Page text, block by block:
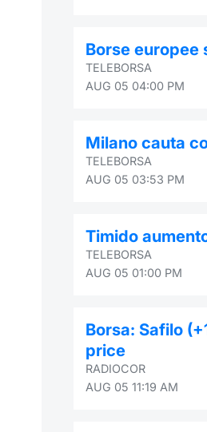
Borse europee
TELEBORSA
AUG 05 04:00 PM
Milano cauta
TELEBORSA
AUG 05 03:53 PM
Timido
TELEBORSA
AUG 05 01:00 PM
Borsa: Safilo
price
RADIOCOR
AUG 05 11:19 AM